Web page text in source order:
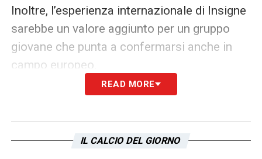
Inoltre, l’esperienza internazionale di Insigne
sarebbe un valore aggiunto per un gruppo
giovane che punta a confermarsi anche in
campo europeo.
Resta ora da sciogliere il nodo legato alle
Se tutto dovesse andare come previsto, la
READ MORE
IL CALCIO DEL GIORNO